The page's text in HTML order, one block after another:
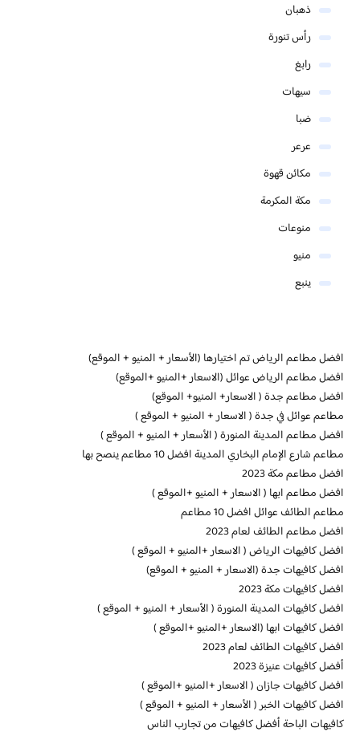
ذهبان
رأس تنورة
رابغ
سيهات
ضبا
عرعر
مكائن قهوة
مكة المكرمة
منوعات
منيو
ينبع
افضل مطاعم الرياض تم اختيارها (الأسعار + المنيو + الموقع)
افضل مطاعم الرياض عوائل (الاسعار +المنيو +الموقع)
افضل مطاعم جدة ( الاسعار+ المنيو+ الموقع)
مطاعم عوائل في جدة ( الاسعار + المنيو + الموقع )
افضل مطاعم المدينة المنورة ( الأسعار + المنيو + الموقع )
مطاعم شارع الإمام البخاري المدينة افضل 10 مطاعم ينصح بها
افضل مطاعم مكة 2023
افضل مطاعم ابها ( الاسعار + المنيو +الموقع )
مطاعم الطائف عوائل افضل 10 مطاعم
افضل مطاعم الطائف لعام 2023
افضل كافيهات الرياض ( الاسعار +المنيو + الموقع )
افضل كافيهات جدة (الاسعار + المنيو + الموقع)
افضل كافيهات مكة 2023
افضل كافيهات المدينة المنورة ( الأسعار + المنيو + الموقع )
افضل كافيهات ابها (الاسعار +المنيو +الموقع )
افضل كافيهات الطائف لعام 2023
أفضل كافيهات عنيزة 2023
افضل كافيهات جازان ( الاسعار +المنيو +الموقع )
افضل كافيهات الخبر ( الأسعار + المنيو + الموقع )
كافيهات الباحة أفضل كافيهات من تجارب الناس